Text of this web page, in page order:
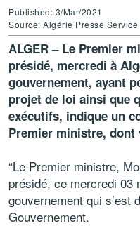
Published: 3/Mar/2021
Source: Algérie Presse Service
ALGER – Le Premier
présidé, mercredi à
gouvernement, ayant
projet de loi ainsi que
exécutifs, indique un
Premier ministre,
“Le Premier ministre,
présidé, ce mercredi 03
gouvernement qui s’est
Gouvernement.